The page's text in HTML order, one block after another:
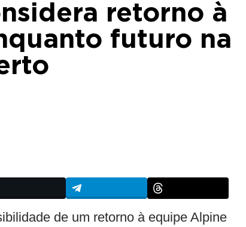
retorno à
futuro na
de um retorno à equipe Alpine